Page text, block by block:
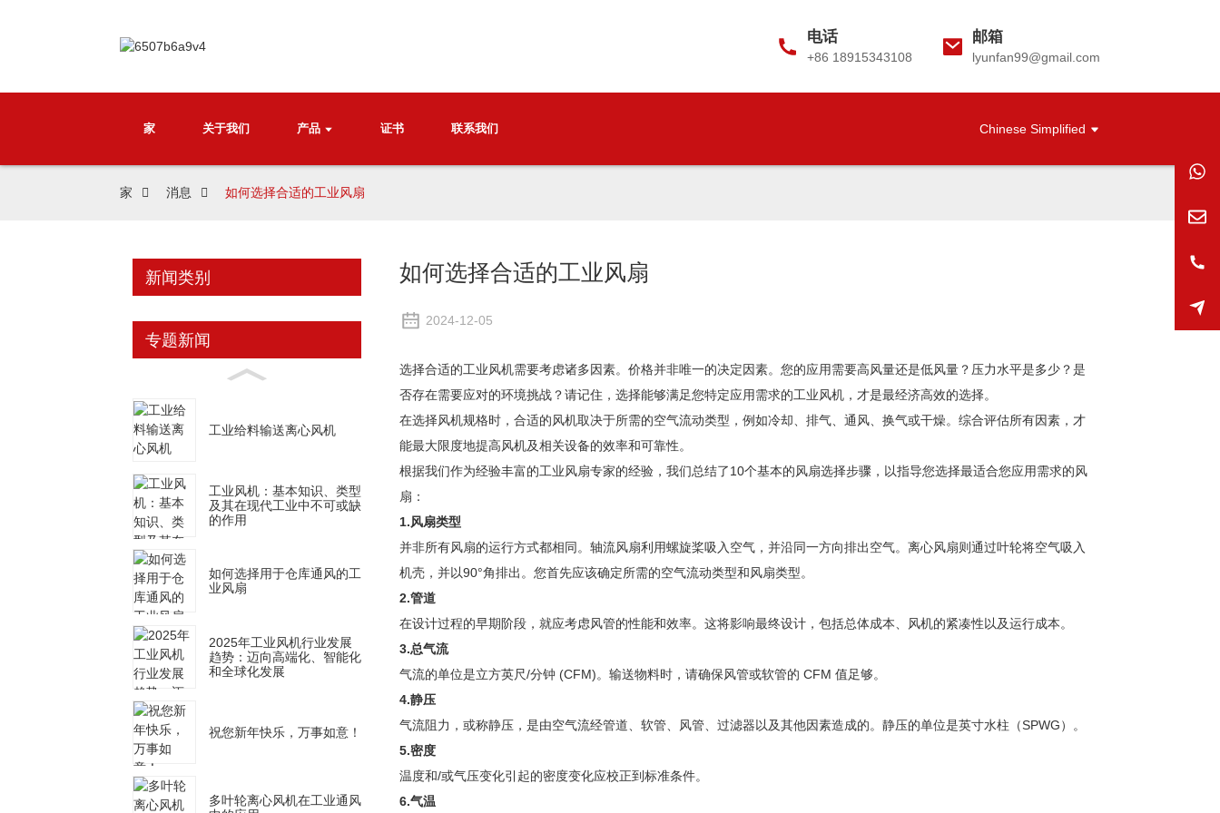
电话
+86 18915343108
邮箱
lyunfan99@gmail.com
家 关于我们 产品 证书 联系我们 Chinese Simplified
家 消息 如何选择合适的工业风扇
新闻类别
专题新闻
工业给料输送离心风机
工业风机：基本知识、类型
及其在现代工业中不可或缺
的作用
如何选择用于仓库通风的工
业风扇
2025年工业风机行业发展
趋势：迈向高端化、智能化
和全球化发展
祝您新年快乐，万事如意！
多叶轮离心风机在工业通风
如何选择合适的工业风扇
2024-12-05
选择合适的工业风机需要考虑诸多因素。价格并非唯一的决定因素。您的应用需要高风量还是低风量？压力水平是多少？是
否存在需要应对的环境挑战？请记住，选择能够满足您特定应用需求的工业风机，才是最经济高效的选择。
在选择风机规格时，合适的风机取决于所需的空气流动类型，例如冷却、排气、通风、换气或干燥。综合评估所有因素，才
能最大限度地提高风机及相关设备的效率和可靠性。
根据我们作为经验丰富的工业风扇专家的经验，我们总结了10个基本的风扇选择步骤，以指导您选择最适合您应用需求的风
扇：
1.风扇类型
并非所有风扇的运行方式都相同。轴流风扇利用螺旋桨吸入空气，并沿同一方向排出空气。离心风扇则通过叶轮将空气吸入
机壳，并以90°角排出。您首先应该确定所需的空气流动类型和风扇类型。
2.管道
在设计过程的早期阶段，就应考虑风管的性能和效率。这将影响最终设计，包括总体成本、风机的紧凑性以及运行成本。
3.总气流
气流的单位是立方英尺/分钟 (CFM)。输送物料时，请确保风管或软管的 CFM 值足够。
4.静压
气流阻力，或称静压，是由空气流经管道、软管、风管、过滤器以及其他因素造成的。静压的单位是英寸水柱（SPWG）。
5.密度
温度和/或气压变化引起的密度变化应校正到标准条件。
6.气温